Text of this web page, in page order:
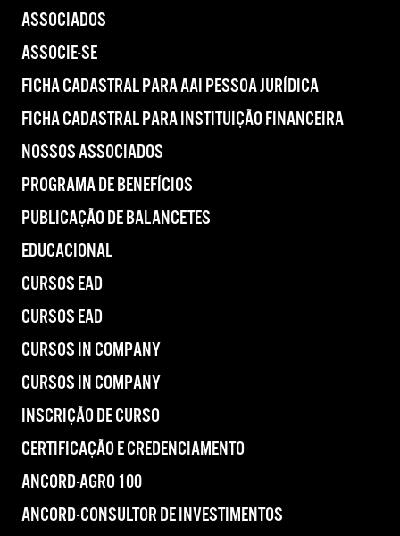
ASSOCIADOS
ASSOCIE-SE
FICHA CADASTRAL PARA AAI PESSOA JURÍDICA
FICHA CADASTRAL PARA INSTITUIÇÃO FINANCEIRA
NOSSOS ASSOCIADOS
PROGRAMA DE BENEFÍCIOS
PUBLICAÇÃO DE BALANCETES
EDUCACIONAL
CURSOS EAD
CURSOS EAD
CURSOS IN COMPANY
CURSOS IN COMPANY
INSCRIÇÃO DE CURSO
CERTIFICAÇÃO E CREDENCIAMENTO
ANCORD-AGRO 100
ANCORD-CONSULTOR DE INVESTIMENTOS